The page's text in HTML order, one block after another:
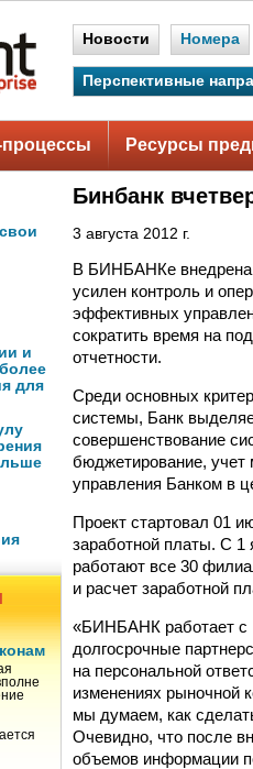
Новости Номера
Перспективные
процессы Ресурсы
и
для
Бинбанк
3 августа 2012 г.
В БИНБАНКе внедрена
усилен контроль и
эффективных
сократить время на
отчетности.
Среди основных
системы, Банк
совершенствование
бюджетирование, учет
управления Банком в
Проект стартовал 01
заработной платы. С 1
работают все 30
и расчет заработной
«БИНБАНК работает с
долгосрочные
на персональной
изменениях рыночной
мы думаем, как
Очевидно, что после
объемов информации